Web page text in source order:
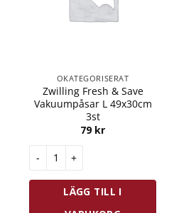
OKATEGORISERAT
Zwilling Fresh & Save
Vakuumpåsar L 49x30cm
3st
79 kr
Zwilling Fresh & Save
LÄGG TILL I